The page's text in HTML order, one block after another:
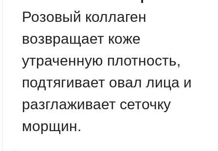
Розовый коллаген
возвращает коже
утраченную плотность,
подтягивает овал лица и
разглаживает сеточку
морщин.